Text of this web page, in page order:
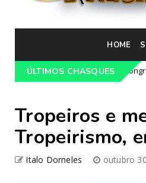
HOME
ÚLTIMOS CHASQUES
Programação do 68º Congresso
Tropeiros e
Tropeirismo,
Italo Dorneles outubro